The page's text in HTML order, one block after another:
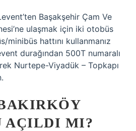
Başakşehir Çam Ve
ulaşmak için iki otobüs
minibüs hattını kullanmanız
durağından 500T numaralı
Nurtepe-Viyadük – Topkapı
AÇILDI MI?